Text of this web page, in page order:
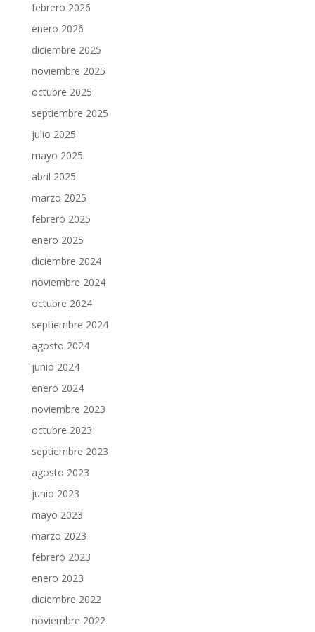
febrero 2026
enero 2026
diciembre 2025
noviembre 2025
octubre 2025
septiembre 2025
julio 2025
mayo 2025
abril 2025
marzo 2025
febrero 2025
enero 2025
diciembre 2024
noviembre 2024
octubre 2024
septiembre 2024
agosto 2024
junio 2024
enero 2024
noviembre 2023
octubre 2023
septiembre 2023
agosto 2023
junio 2023
mayo 2023
marzo 2023
febrero 2023
enero 2023
diciembre 2022
noviembre 2022